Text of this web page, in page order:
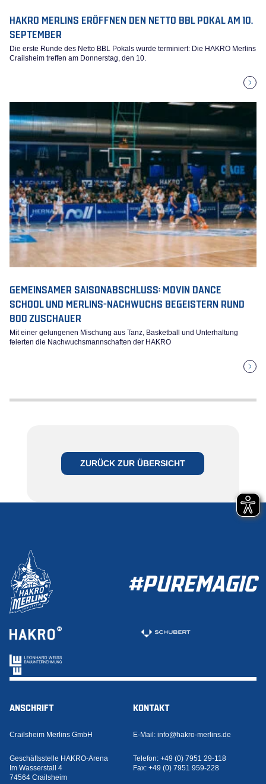
HAKRO MERLINS ERÖFFNEN DEN NETTO BBL POKAL AM 10.
SEPTEMBER
Die erste Runde des Netto BBL Pokals wurde terminiert: Die HAKRO Merlins
Crailsheim treffen am Donnerstag, den 10.
GEMEINSAMER SAISONABSCHLUSS: MOVIN DANCE
SCHOOL UND MERLINS-NACHWUCHS BEGEISTERN RUND
800 ZUSCHAUER
Mit einer gelungenen Mischung aus Tanz, Basketball und Unterhaltung
feierten die Nachwuchsmannschaften der HAKRO
ZURÜCK ZUR ÜBERSICHT
#PUREMAGIC
ANSCHRIFT
Crailsheim Merlins GmbH
Geschäftsstelle HAKRO-Arena
Im Wasserstall 4
74564 Crailsheim
KONTAKT
E-Mail: info@hakro-merlins.de
Telefon: +49 (0) 7951 29-118
Fax: +49 (0) 7951 959-228